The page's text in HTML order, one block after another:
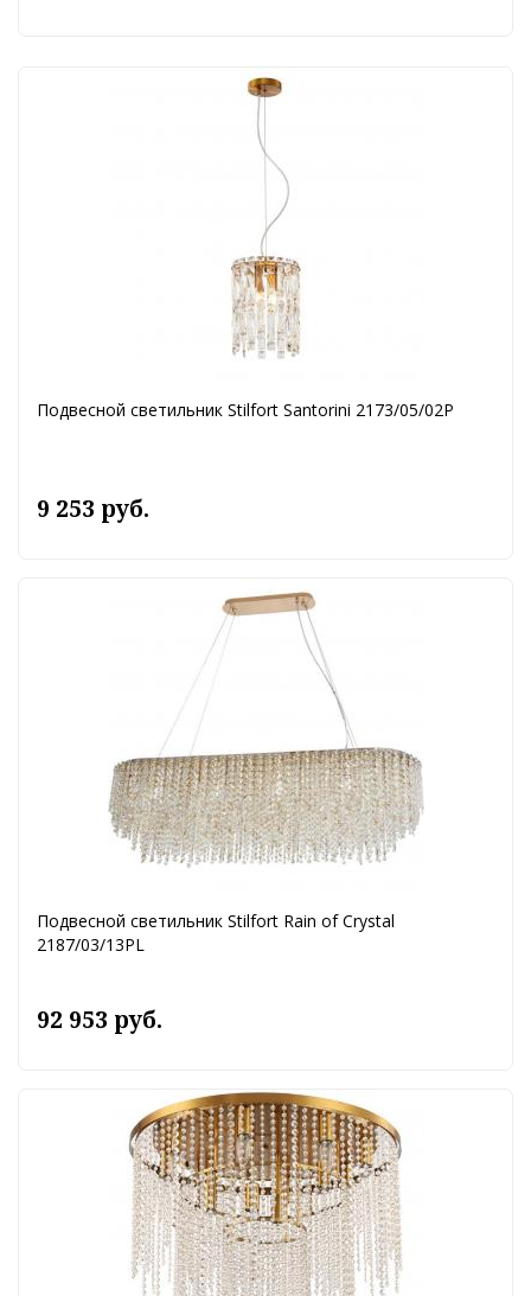
Подвесной светильник Stilfort Santorini 2173/05/02P
9 253 руб.
Подвесной светильник Stilfort Rain of Crystal
2187/03/13PL
92 953 руб.